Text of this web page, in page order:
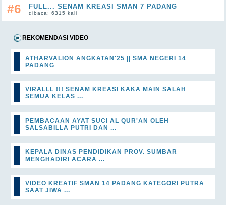
#6 FULL... SENAM KREASI SMAN 7 PADANG
dibaca: 6315 kali
REKOMENDASI VIDEO
ATHARVALION ANGKATAN'25 || SMA NEGERI 14
PADANG
VIRALLL !!! SENAM KREASI KAKA MAIN SALAH
SEMUA KELAS ...
PEMBACAAN AYAT SUCI AL QUR'AN OLEH
SALSABILLA PUTRI DAN ...
KEPALA DINAS PENDIDIKAN PROV. SUMBAR
MENGHADIRI ACARA ...
VIDEO KREATIF SMAN 14 PADANG KATEGORI PUTRA
SAAT JIWA ...